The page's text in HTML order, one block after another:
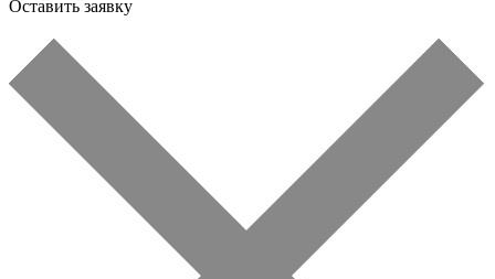
Оставить заявку